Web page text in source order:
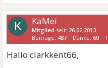
K KaMei
Mitglied seit: 26.02.2013
Beiträge: 487 Danke:60
Hallo clarkkent66,